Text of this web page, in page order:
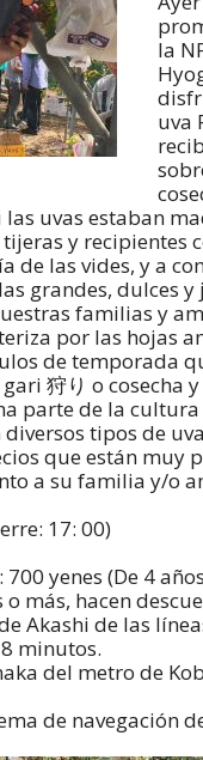
la
uva
uvas estaban
y recipientes
de las vides, y a
grandes, dulces
familias y
por las hojas
de temporada
狩り o
parte de la
tipos de
que están muy
a su familia y/o
17: 00)
yenes (De 4
más, hacen
Akashi de las
minutos.
del metro de
de navegación